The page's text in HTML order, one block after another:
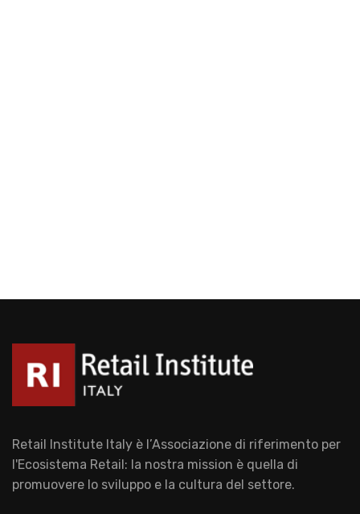
Retail Institute Italy è l’Associazione di riferimento per
l'Ecosistema Retail: la nostra mission è quella di
promuovere lo sviluppo e la cultura del settore.